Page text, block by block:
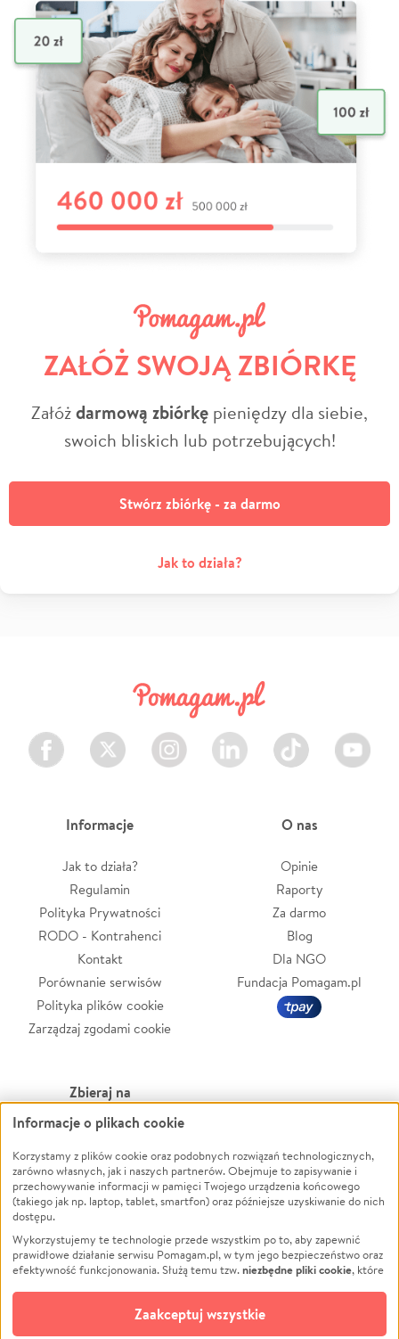
ZAŁÓŻ SWOJĄ ZBIÓRKĘ
Załóżdarmową zbiórkę pieniędzy dla siebie,
swoich bliskich lub potrzebujących!
Stwórz zbiórkę - za darmo
Jak to działa?
Facebook Twitter Instagram LinkedIn TikTok Youtube
Informacje
Jak to działa?
Regulamin
Polityka Prywatności
RODO - Kontrahenci
Kontakt
Porównanie serwisów
Polityka plików cookie
Zarządzaj zgodami cookie
O nas
Opinie
Raporty
Za darmo
Blog
Dla NGO
Fundacja Pomagam.pl
Zbieraj na
Leczenie
Zwierzęta
Pożar
Ukraina
Pomoc Finansowa
Projekty
Pogrzeb
Społeczność lokalna
Powódź
Wichura
NGO
Edukacja
Podróż
Impreza
Ochrona środowiska
Informacje o plikach cookie
Korzystamy z plików cookie oraz podobnych rozwiązań technologicznych,
zarówno własnych, jak i naszych partnerów. Obejmuje to zapisywanie i
przechowywanie informacji w pamięci Twojego urządzenia końcowego
(takiego jak np. laptop, tablet, smartfon) oraz późniejsze uzyskiwanie do nich
dostępu.
Wykorzystujemy te technologie przede wszystkim po to, aby zapewnić
prawidłowe działanie serwisu Pomagam.pl, w tym jego bezpieczeństwo oraz
efektywność funkcjonowania. Służą temu tzw.niezbędne pliki cookie, które
opcjonalnych plików cookie
technologii do celów analitycznych i retargetingowych. Możesz wyrazić
Zaakceptuj wszystkie